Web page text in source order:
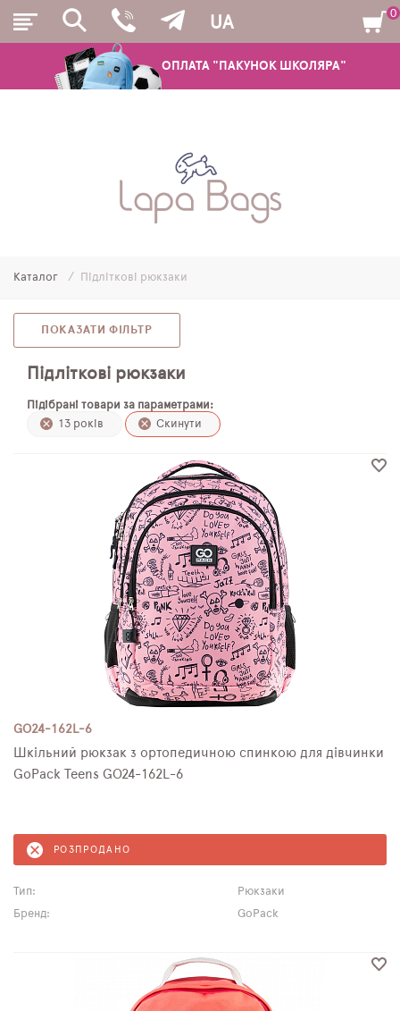
ОПЛАТА "ПАКУНОК ШКОЛЯРА"
UA
ШКІЛЬНІ РЮКЗАКИ ТА РАНЦІ
МОЛОДІЖНІ РЮКЗАКИ
ПЕНАЛИ
МІШКИ ДЛЯ ВЗУТТЯ
ПЛЯШКИ ДЛЯ ВОДИ
SCHOOL STANDARD
0
Каталог Підліткові рюкзаки
ПОКАЗАТИ ФІЛЬТР
Підліткові рюкзаки
Підібрані товари за параметрами:
13 років
Скинути
GO24-162L-6
Шкільний рюкзак з ортопедичною спинкою для дівчинки
GoPack Teens GO24-162L-6
РОЗПРОДАНО
Тип:
Рюкзаки
Бренд:
GoPack